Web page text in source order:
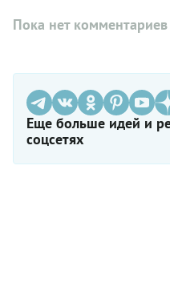
Пока нет комментариев
Еще больше идей и
соцсетях